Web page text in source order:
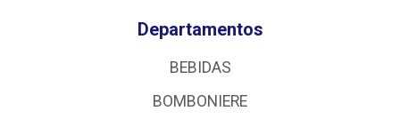
Departamentos
BEBIDAS
BOMBONIERE